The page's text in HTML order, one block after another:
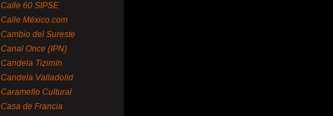
Calle 60 SIPSE
Calle México.com
Cambio del Sureste
Canal Once (IPN)
Candela Tizimín
Candela Valladolid
Caramello Cultural
Casa de Francia